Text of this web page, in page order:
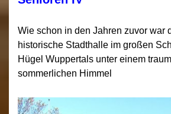
Wie schon in den Jahren zuvor war
historische Stadthalle im großen
Hügel Wuppertals unter einem
sommerlichen Himmel